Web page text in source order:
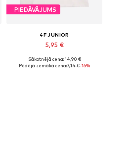
PIEDĀVĀJUMS
4F JUNIOR
5,95 €
Pieejamie izmēri: 158, 164
Sākotnējā cena: 14,90 €
Pēdējā zemākā cena:7,14 €-16%